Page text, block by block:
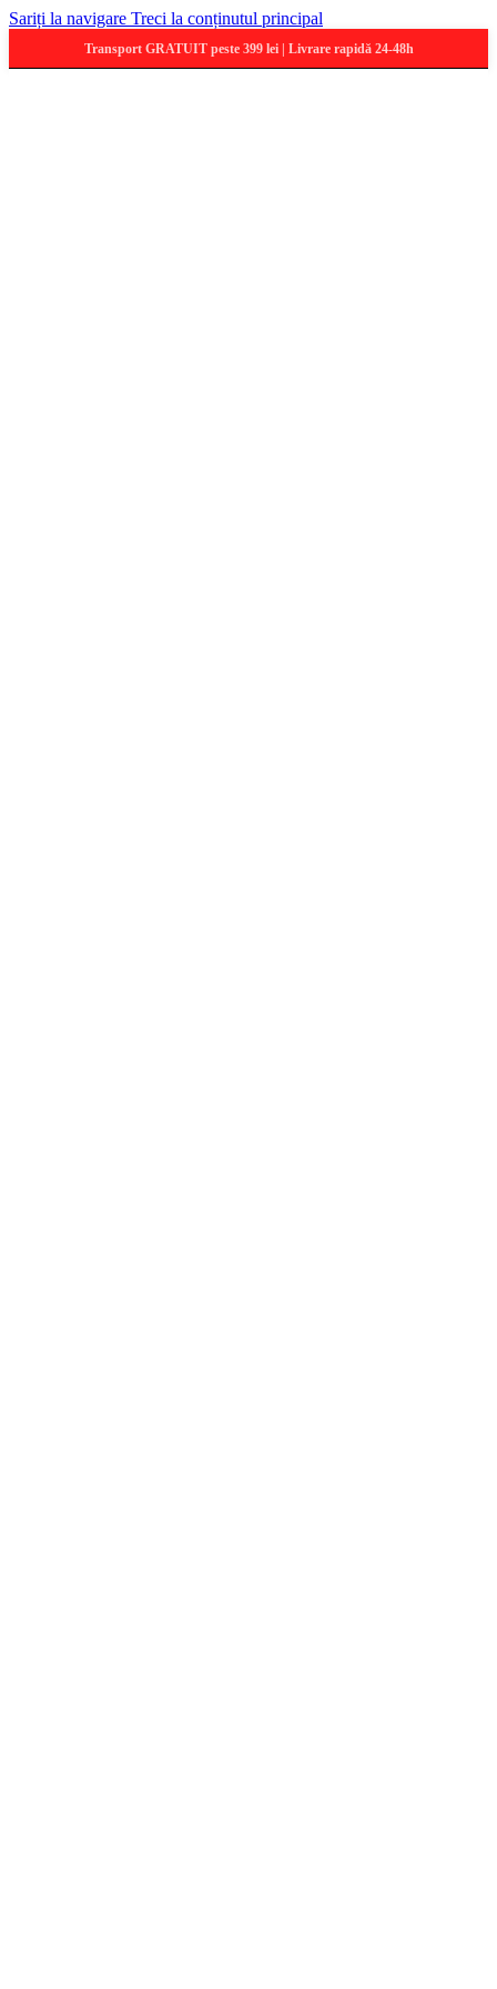
Sariți la navigare Treci la conținutul principal
Transport GRATUIT peste 399 lei | Livrare rapidă 24-48h